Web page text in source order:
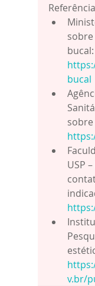
bucal:
bucal
USP
v.br/